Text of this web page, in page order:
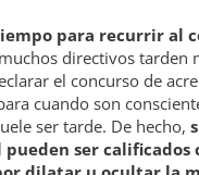
para recurrir al
directivos tarden
el concurso de
cuando son
ser tarde. De hecho,
ser calificados